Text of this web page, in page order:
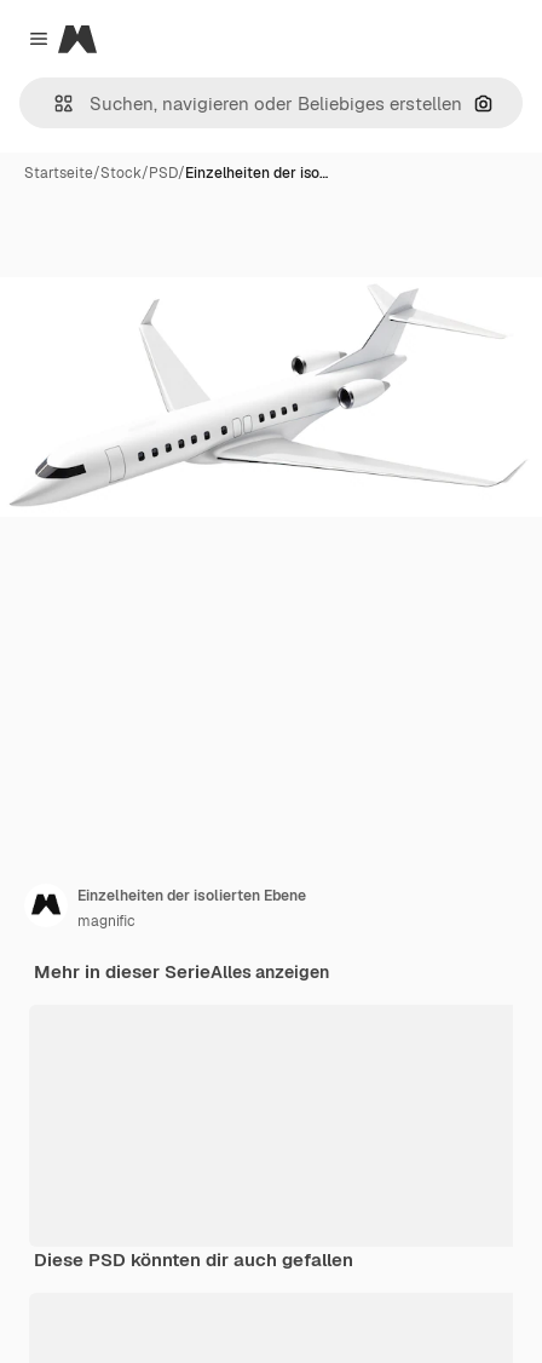
Close menu
Magnific
Nach
Startseite/Stock/PSD/Einzelheiten der iso…
Einzelheiten der isolierten Ebene
magnific
Mehr in dieser SerieAlles anzeigen
Diese PSD könnten dir auch gefallen